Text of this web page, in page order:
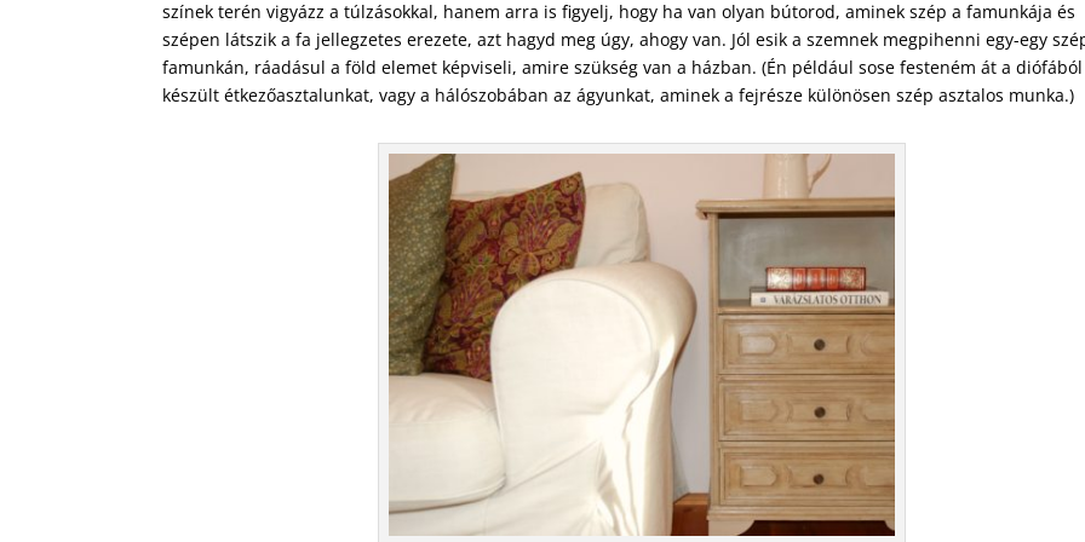
színek terén vigyázz a túlzásokkal, hanem arra is figyelj, hogy ha van olyan bútorod, aminek szép a famunkája és
szépen látszik a fa jellegzetes erezete, azt hagyd meg úgy, ahogy van. Jól esik a szemnek megpihenni egy-egy
famunkán, ráadásul a föld elemet képviseli, amire szükség van a házban. (Én például sose festeném át a diófából
készült étkezőasztalunkat, vagy a hálószobában az ágyunkat, aminek a fejrésze különösen szép asztalos munka.)